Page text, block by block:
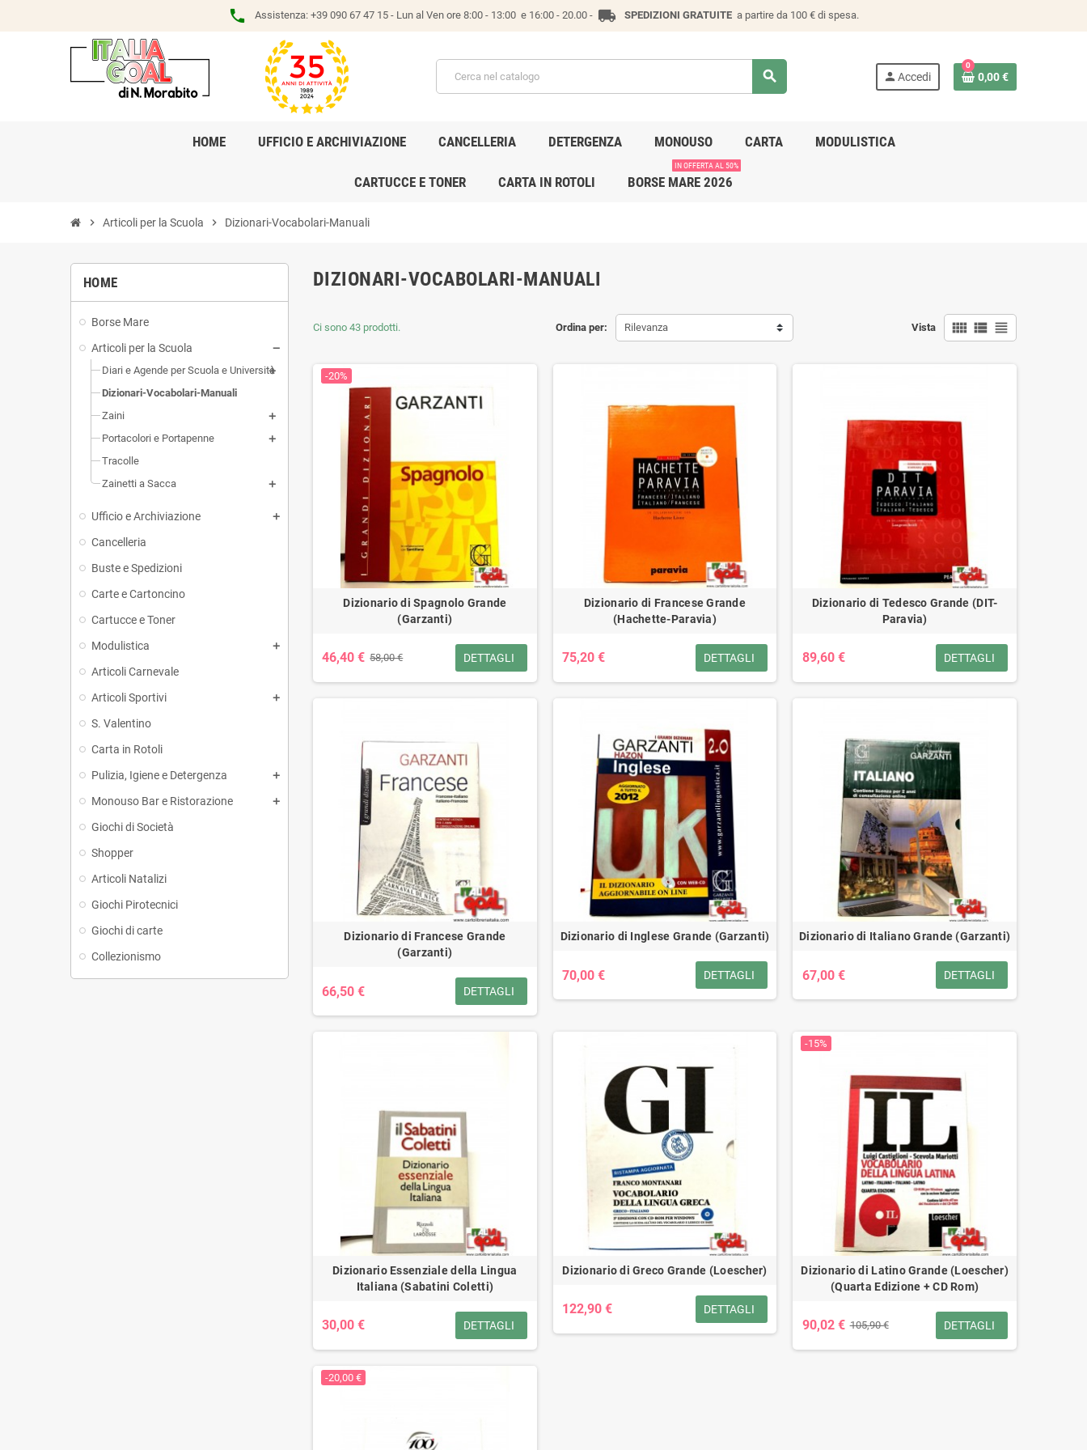
phone Assistenza: +39 090 67 47 15 - Lun al Ven ore 8:00 - 13:00 e 16:00 - 20.00 - local_shipping SPEDIZIONI GRATUITE a partire da 100 € di spesa.
search person Accedi
0
0,00 €
HOME UFFICIO E ARCHIVIAZIONE CANCELLERIA DETERGENZA MONOUSO CARTA MODULISTICA
CARTUCCE E TONER CARTA IN ROTOLI BORSE MARE 2026
IN OFFERTA AL 50%
chevron_right Articoli per la Scuola chevron_right Dizionari-Vocabolari-Manuali
HOME
Borse Mare
Articoli per la Scuola
Diari e Agende per Scuola e Università
Dizionari-Vocabolari-Manuali
Zaini
Portacolori e Portapenne
Tracolle
Zainetti a Sacca
Ufficio e Archiviazione
Cancelleria
Buste e Spedizioni
Carte e Cartoncino
Cartucce e Toner
Modulistica
Articoli Carnevale
Articoli Sportivi
S. Valentino
Carta in Rotoli
Pulizia, Igiene e Detergenza
Monouso Bar e Ristorazione
Giochi di Società
Shopper
Articoli Natalizi
Giochi Pirotecnici
Giochi di carte
Collezionismo
DIZIONARI-VOCABOLARI-MANUALI
Ordina per: Rilevanza Vista view_comfy view_list view_headline
Ci sono 43 prodotti.
-20%
Dizionario di Spagnolo Grande
(Garzanti)
46,40 € 58,00 € DETTAGLI
Dizionario di Francese Grande
(Hachette-Paravia)
75,20 € DETTAGLI
Dizionario di Tedesco Grande (DIT-
Paravia)
89,60 € DETTAGLI
Dizionario di Francese Grande
(Garzanti)
66,50 € DETTAGLI
Dizionario di Inglese Grande (Garzanti)
70,00 € DETTAGLI
Dizionario di Italiano Grande (Garzanti)
67,00 € DETTAGLI
Dizionario Essenziale della Lingua
Italiana (Sabatini Coletti)
30,00 € DETTAGLI
Dizionario di Greco Grande (Loescher)
122,90 € DETTAGLI
-15%
Dizionario di Latino Grande (Loescher)
(Quarta Edizione + CD Rom)
90,02 € 105,90 € DETTAGLI
-20,00 €